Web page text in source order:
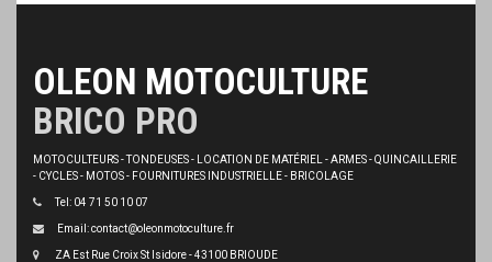
OLEON MOTOCULTURE
BRICO PRO
MOTOCULTEURS - TONDEUSES - LOCATION DE MATÉRIEL - ARMES - QUINCAILLERIE
- CYCLES - MOTOS - FOURNITURES INDUSTRIELLE - BRICOLAGE
Tel: 04 71 50 10 07
Email: contact@oleonmotoculture.fr
ZA Est Rue Croix St Isidore - 43100 BRIOUDE